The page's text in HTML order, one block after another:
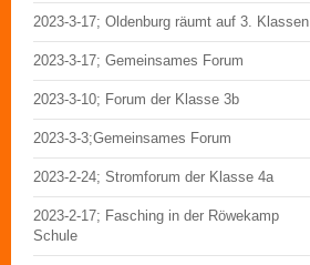
2023-3-17; Oldenburg räumt auf 3. Klassen
2023-3-17; Gemeinsames Forum
2023-3-10; Forum der Klasse 3b
2023-3-3;Gemeinsames Forum
2023-2-24; Stromforum der Klasse 4a
2023-2-17; Fasching in der Röwekamp
Schule